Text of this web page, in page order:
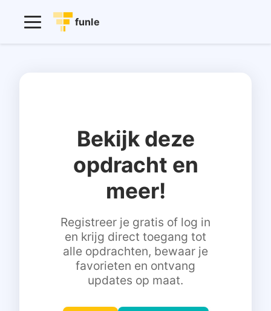
funle
Inloggen
Bekijk deze
opdracht en
meer!
Registreer je gratis of log in
en krijg direct toegang tot
alle opdrachten, bewaar je
favorieten en ontvang
updates op maat.